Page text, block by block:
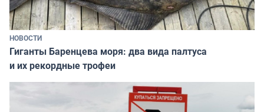
НОВОСТИ
Гиганты Баренцева моря: два вида палтуса
и их рекордные трофеи